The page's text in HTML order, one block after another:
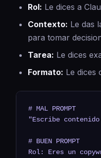
Rol: Le dices a
Contexto: Le das
para tomar
Tarea: Le dices
Formato: Le dices
# MAL PROMPT
"Escribe
# BUEN PROMPT
Rol: Eres un